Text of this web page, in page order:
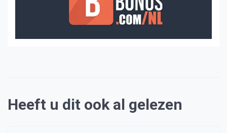
Heeft u dit ook al gelezen